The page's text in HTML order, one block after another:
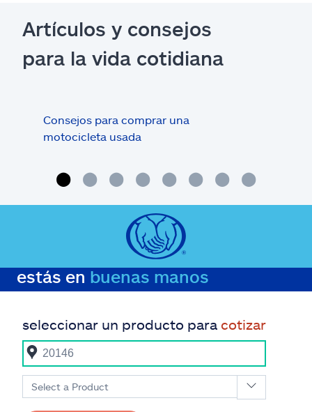
Artículos y consejos
para la vida cotidiana
Consejos para comprar una
motocicleta usada
estás en buenas manos
seleccionar un producto para cotizar
Select a Product